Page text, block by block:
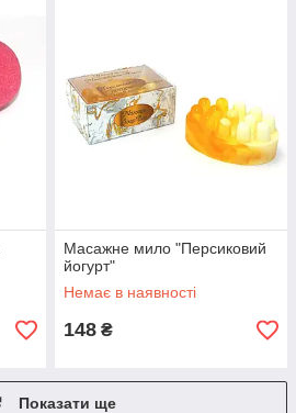
Масажне мило "Персиковий
йогурт"
Немає в наявності
148 ₴
Показати ще